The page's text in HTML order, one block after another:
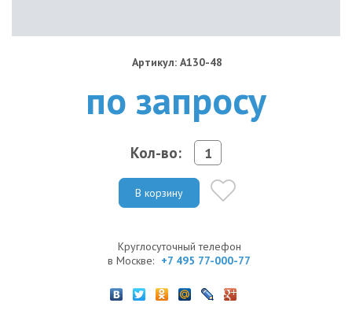
Артикул: A130-48
по запросу
Кол-во:
В корзину
Круглосуточный телефон
в Москве: +7 495 77-000-77